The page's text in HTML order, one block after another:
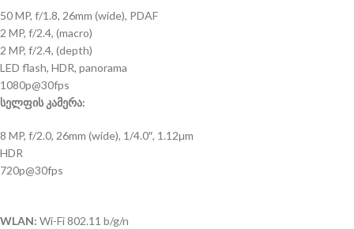
50 MP, f/1.8, 26mm (wide), PDAF
2 MP, f/2.4, (macro)
2 MP, f/2.4, (depth)
LED flash, HDR, panorama
1080p@30fps
სელფის კამერა:
8 MP, f/2.0, 26mm (wide), 1/4.0″, 1.12µm
HDR
720p@30fps
WLAN: Wi-Fi 802.11 b/g/n